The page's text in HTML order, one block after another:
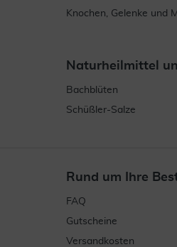
Knochen, Gelenke und
Naturheilmittel
Bachblüten
Schüßler-Salze
Rund um Ihre
FAQ
Gutscheine
Versandkosten